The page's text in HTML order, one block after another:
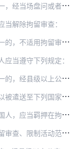
县级以上公安机关或者出入境边防检查机关负责人批准，可以拘留审查：
解除拘留审查：
入境边防检查机关负责人批准，可以限制其活动范围：
当遵守下列规定：
境边防检查机关负责人批准，可以遣送出境：
至下列国家或者地区：
押在拘留所或者遣返场所：
可以依法申请行政复议，该行政复议决定为最终决定。